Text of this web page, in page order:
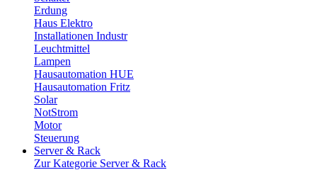
Erdung
Haus Elektro
Installationen Industr
Leuchtmittel
Lampen
Hausautomation HUE
Hausautomation Fritz
Solar
NotStrom
Motor
Steuerung
Server & Rack
Zur Kategorie Server & Rack